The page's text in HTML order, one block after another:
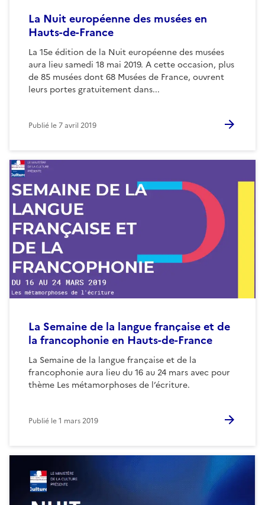
La Nuit européenne des musées en
Hauts-de-France
La 15e édition de la Nuit européenne des musées
aura lieu samedi 18 mai 2019. A cette occasion, plus
de 85 musées dont 68 Musées de France, ouvrent
leurs portes gratuitement dans...
Publié le7 avril 2019
La Semaine de la langue française et de
la francophonie en Hauts-de-France
La Semaine de la langue française et de la
francophonie aura lieu du 16 au 24 mars avec pour
thème Les métamorphoses de l’écriture.
Publié le1 mars 2019